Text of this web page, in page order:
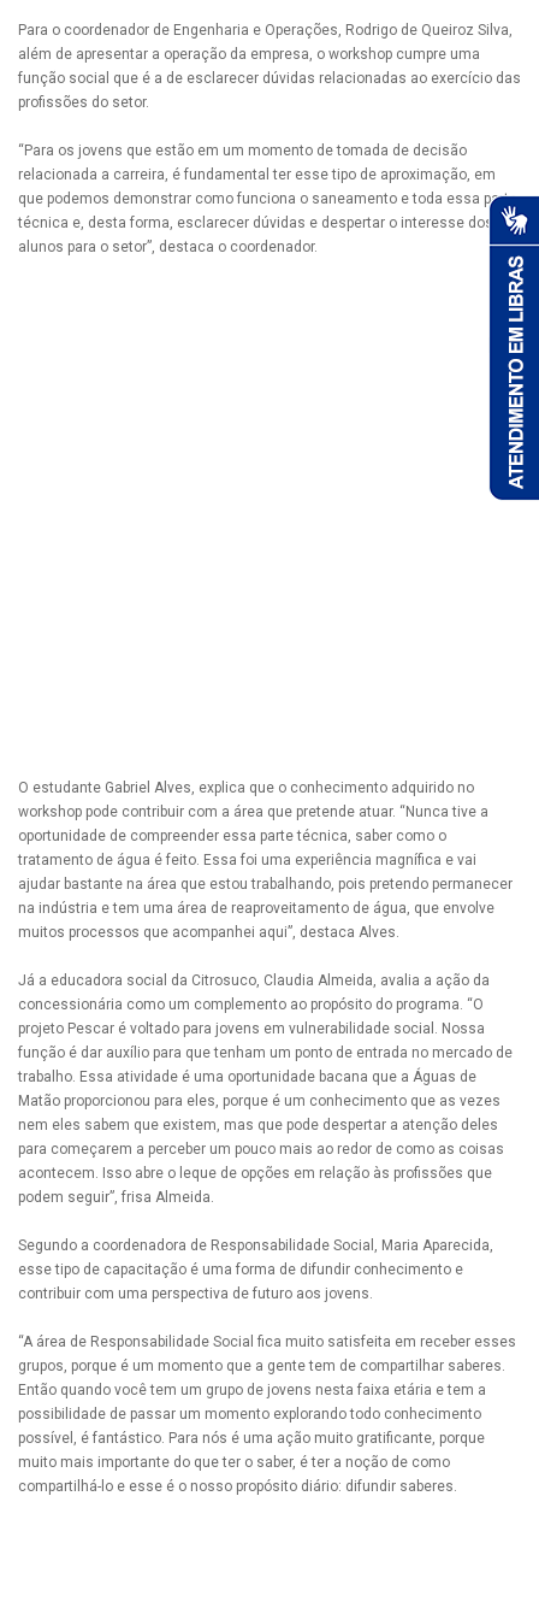
Para o coordenador de Engenharia e Operações, Rodrigo de Queiroz Silva,
além de apresentar a operação da empresa, o workshop cumpre uma
função social que é a de esclarecer dúvidas relacionadas ao exercício das
profissões do setor.
“Para os jovens que estão em um momento de tomada de decisão
relacionada a carreira, é fundamental ter esse tipo de aproximação, em
que podemos demonstrar como funciona o saneamento e toda essa parte
técnica e, desta forma, esclarecer dúvidas e despertar o interesse dos
alunos para o setor”, destaca o coordenador.
O estudante Gabriel Alves, explica que o conhecimento adquirido no
workshop pode contribuir com a área que pretende atuar. “Nunca tive a
oportunidade de compreender essa parte técnica, saber como o
tratamento de água é feito. Essa foi uma experiência magnífica e vai
ajudar bastante na área que estou trabalhando, pois pretendo permanecer
na indústria e tem uma área de reaproveitamento de água, que envolve
muitos processos que acompanhei aqui”, destaca Alves.
Já a educadora social da Citrosuco, Claudia Almeida, avalia a ação da
concessionária como um complemento ao propósito do programa. “O
projeto Pescar é voltado para jovens em vulnerabilidade social. Nossa
função é dar auxílio para que tenham um ponto de entrada no mercado de
trabalho. Essa atividade é uma oportunidade bacana que a Águas de
Matão proporcionou para eles, porque é um conhecimento que as vezes
nem eles sabem que existem, mas que pode despertar a atenção deles
para começarem a perceber um pouco mais ao redor de como as coisas
acontecem. Isso abre o leque de opções em relação às profissões que
podem seguir”, frisa Almeida.
Segundo a coordenadora de Responsabilidade Social, Maria Aparecida,
esse tipo de capacitação é uma forma de difundir conhecimento e
contribuir com uma perspectiva de futuro aos jovens.
“A área de Responsabilidade Social fica muito satisfeita em receber esses
grupos, porque é um momento que a gente tem de compartilhar saberes.
Então quando você tem um grupo de jovens nesta faixa etária e tem a
possibilidade de passar um momento explorando todo conhecimento
possível, é fantástico. Para nós é uma ação muito gratificante, porque
muito mais importante do que ter o saber, é ter a noção de como
compartilhá-lo e esse é o nosso propósito diário: difundir saberes.